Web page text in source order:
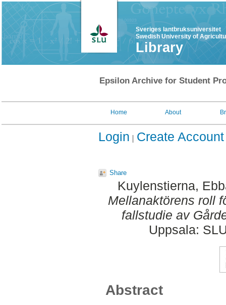
Sveriges lantbruksuniversitet
Swedish University of
Library
Epsilon Archive for Student
Home About
Login Create Account
Share
Kuylenstierna,
Mellanaktörens roll
fallstudie av
Uppsala:
Abstract